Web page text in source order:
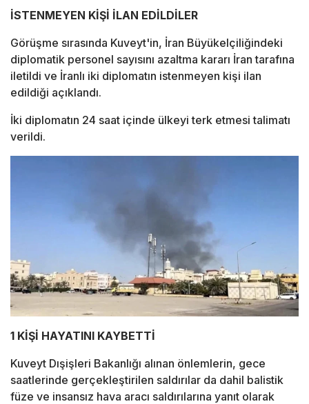
İSTENMEYEN KİŞİ İLAN EDİLDİLER
Görüşme sırasında Kuveyt'in, İran Büyükelçiliğindeki
diplomatik personel sayısını azaltma kararı İran tarafına
iletildi ve İranlı iki diplomatın istenmeyen kişi ilan
edildiği açıklandı.
İki diplomatın 24 saat içinde ülkeyi terk etmesi talimatı
verildi.
1 KİŞİ HAYATINI KAYBETTİ
Kuveyt Dışişleri Bakanlığı alınan önlemlerin, gece
saatlerinde gerçekleştirilen saldırılar da dahil balistik
füze ve insansız hava aracı saldırılarına yanıt olarak